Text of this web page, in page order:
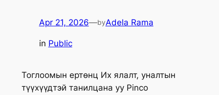
Apr 21, 2026—byAdela Rama
in Public
Тоглоомын ертөнц Их ялалт, уналтын
түүхүүдтэй танилцана уу Pinco